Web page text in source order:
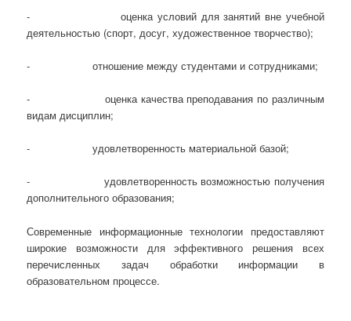
- оценка условий для занятий вне учебной
деятельностью (спорт, досуг, художественное творчество);
- отношение между студентами и сотрудниками;
- оценка качества преподавания по различным
видам дисциплин;
- удовлетворенность материальной базой;
- удовлетворенность возможностью получения
дополнительного образования;
Современные информационные технологии предоставляют
широкие возможности для эффективного решения всех
перечисленных задач обработки информации в
образовательном процессе.